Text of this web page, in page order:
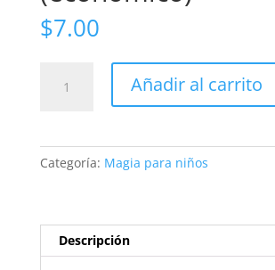
$7.00
cantidad
Añadir al carrito
Categoría: Magia para niños
Descripción